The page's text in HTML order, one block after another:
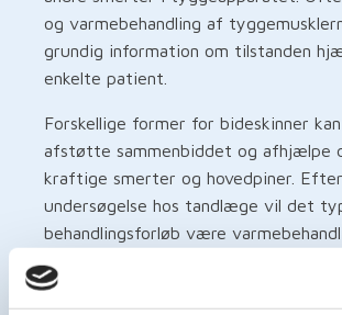
og varmebehandling af
grundig information om tilstanden
enkelte patient.
Forskellige former for bideskinner
afstøtte sammenbiddet og afhjælpe
kraftige smerter og hovedpiner.
undersøgelse hos tandlæge vil det
behandlingsforløb være
massage samt eventuelt en
den mest veldokumenterede